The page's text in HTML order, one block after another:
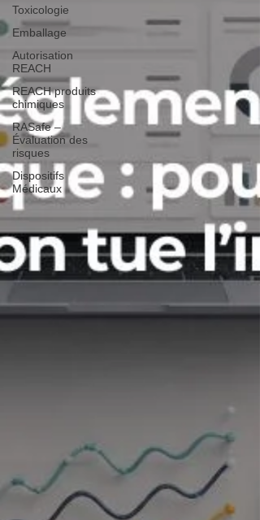
Toxicologie
Emballage
Autorisation
REACH
REACH produits
chimiques
RASafe –
Évaluation des
risques
Dispositifs
Médicaux